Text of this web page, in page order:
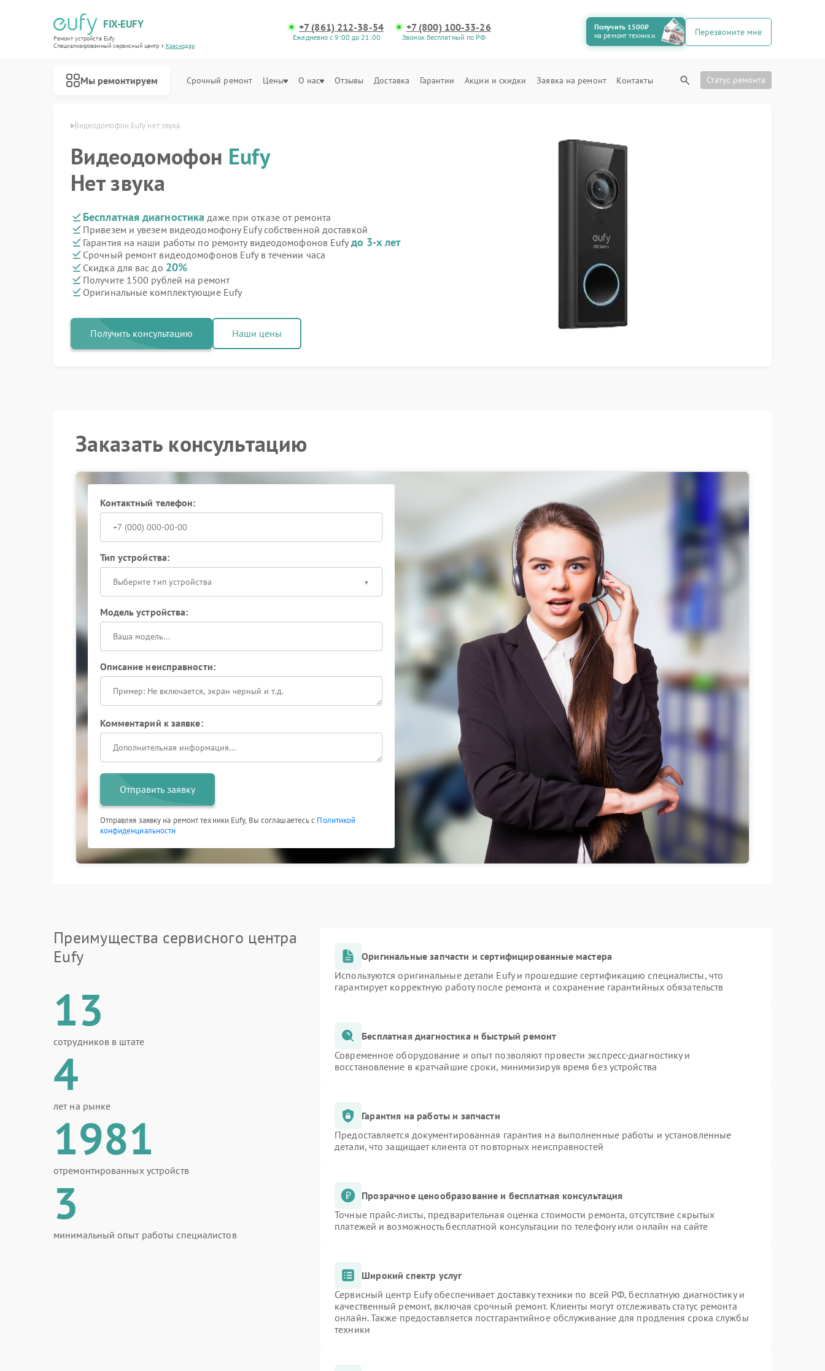
FIX-EUFY
Ремонт устройств Eufy
Специализированный cервисный центр г.Краснодар
+7 (861) 212-38-54
Ежедневно с 9:00 до 21:00
+7 (800) 100-33-26
Звонок бесплатный по РФ
Получить 1500₽
на ремонт техники
Перезвоните мне
Мы ремонтируем Срочный ремонт Цены О нас Отзывы Доставка Гарантии Акции и скидки Заявка на ремонт Контакты Статус ремонта
Видеодомофон Eufy нет звука
Видеодомофон Eufy
Нет звука
Бесплатная диагностика даже при отказе от ремонта
Привезем и увезем видеодомофону Eufy собственной доставкой
Гарантия на наши работы по ремонту видеодомофонов Eufy до 3-х лет
Срочный ремонт видеодомофонов Eufy в течении часа
Скидка для вас до 20%
Получите 1500 рублей на ремонт
Оригинальные комплектующие Eufy
Получить консультацию Наши цены
Заказать консультацию
Контактный телефон:
Тип устройства:
Выберите тип устройства
Модель устройства:
Описание неисправности:
Комментарий к заявке:
Отправить заявку
Отправляя заявку на ремонт техники Eufy, Вы соглашаетесь с Политикой
конфиденциальности
Преимущества сервисного центра
Eufy
13
сотрудников в штате
4
лет на рынке
1981
отремонтированных устройств
3
минимальный опыт работы специалистов
Оригинальные запчасти и сертифицированные мастера
Используются оригинальные детали Eufy и прошедшие сертификацию специалисты, что
гарантирует корректную работу после ремонта и сохранение гарантийных обязательств
Бесплатная диагностика и быстрый ремонт
Современное оборудование и опыт позволяют провести экспресс-диагностику и
восстановление в кратчайшие сроки, минимизируя время без устройства
Гарантия на работы и запчасти
Предоставляется документированная гарантия на выполненные работы и установленные
детали, что защищает клиента от повторных неисправностей
Прозрачное ценообразование и бесплатная консультация
Точные прайс-листы, предварительная оценка стоимости ремонта, отсутствие скрытых
платежей и возможность бесплатной консультации по телефону или онлайн на сайте
Широкий спектр услуг
Сервисный центр Eufy обеспечивает доставку техники по всей РФ, бесплатную диагностику и
качественный ремонт, включая срочный ремонт. Клиенты могут отслеживать статус ремонта
онлайн. Также предоставляется постгарантийное обслуживание для продления срока службы
техники